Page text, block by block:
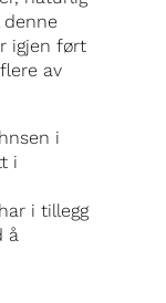
denne
igjen ført
av
i
i
i tillegg
å